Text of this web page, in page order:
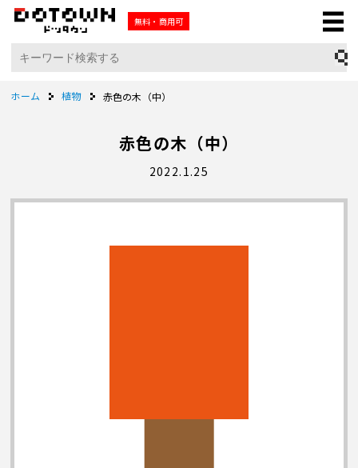
無料・商用可
ホーム 植物 赤色の木（中）
赤色の木（中）
2022.1.25